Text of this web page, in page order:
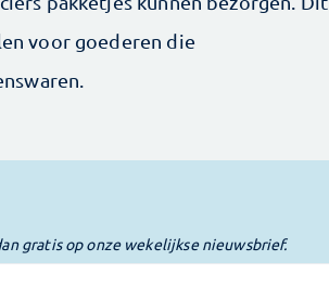
voor goederen die
gratis op onze wekelijkse nieuwsbrief.